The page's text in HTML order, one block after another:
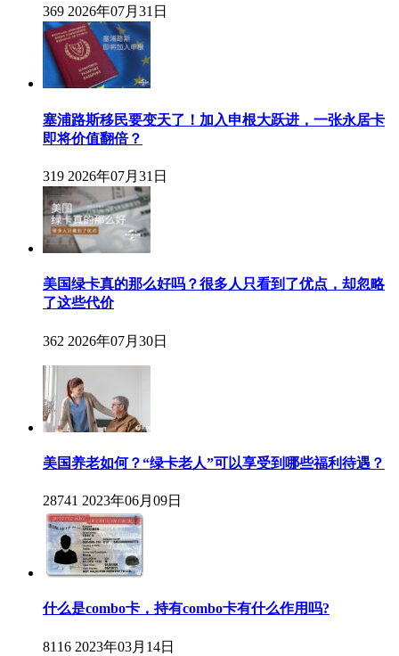
369 2026年07月31日
塞浦路斯移民要变天了！加入申根大跃进，一张永居卡
即将价值翻倍？
319 2026年07月31日
美国绿卡真的那么好吗？很多人只看到了优点，却忽略
了这些代价
362 2026年07月30日
美国养老如何？“绿卡老人”可以享受到哪些福利待遇？
28741 2023年06月09日
什么是combo卡，持有combo卡有什么作用吗?
8116 2023年03月14日